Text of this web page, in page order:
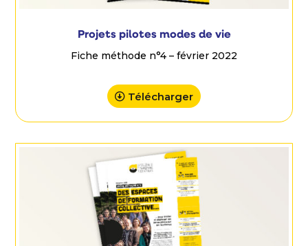
Projets pilotes modes de vie
Fiche méthode n°4 – février 2022
Télécharger